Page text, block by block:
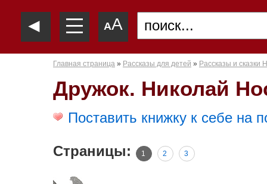
◄ —
—
— AA
Главная страница » Рассказы для детей » Рассказы и сказки
Дружок. Николай
Поставить книжку к себе на
Страницы: 1 2 3